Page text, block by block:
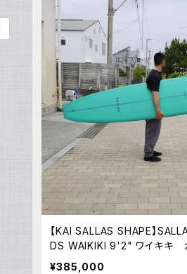
【KAI SALLAS SHAPE】
DS WAIKIKI 9'2" ワイキキ
イプ Kai Sallas シェイプボード
¥385,000